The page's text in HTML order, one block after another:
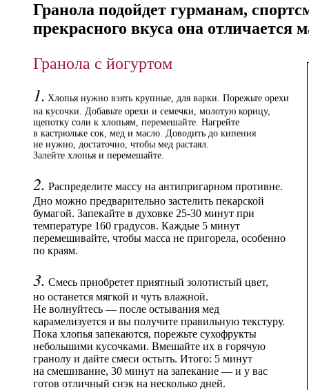
Гранола подойдет гурманам,
прекрасного вкуса она отличается
Гранола с йогуртом
1. Хлопья нужно взять крупные, для варки. Порежьте орехи
на кусочки. Добавьте орехи и семечки, молотую корицу,
щепотку соли к хлопьям, перемешайте. Нагрейте
в кастрюльке сок, мед и масло. Доводить до кипения
не нужно, достаточно, чтобы мед растаял.
Залейте хлопья и перемешайте.
2. Распределите массу на антипригарном противне.
Дно можно предварительно застелить пекарской
бумагой. Запекайте в духовке 25-30 минут при
температуре 160 градусов. Каждые 5 минут
перемешивайте, чтобы масса не пригорела, особенно
по краям.
3. Смесь приобретет приятный золотистый цвет,
но останется мягкой и чуть влажной.
Не волнуйтесь — после остывания мед
карамелизуется и вы получите правильную текстуру.
Пока хлопья запекаются, порежьте сухофрукты
небольшими кусочками. Вмешайте их в горячую
гранолу и дайте смеси остыть. Итого: 5 минут
на смешивание, 30 минут на запекание — и у вас
готов отличный снэк на несколько дней.